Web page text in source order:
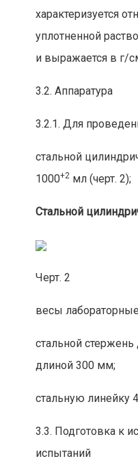
характеризуется
уплотненной
и выражается в г/
3.2. Аппаратура
3.2.1. Для проведен
стальной ц
1000+2мл (черт. 2);
Стальной
Черт. 2
весы
стальной
длиной 300 мм;
стальную линейку
3.3. Подготовка к
испытаний